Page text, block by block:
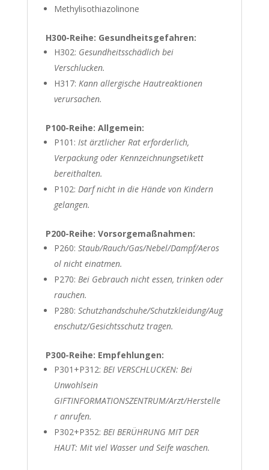
Methylisothiazolinone
H300-Reihe: Gesundheitsgefahren:
H302: Gesundheitsschädlich bei
Verschlucken.
H317: Kann allergische Hautreaktionen
verursachen.
P100-Reihe: Allgemein:
P101: Ist ärztlicher Rat erforderlich,
Verpackung oder Kennzeichnungsetikett
bereithalten.
P102: Darf nicht in die Hände von Kindern
gelangen.
P200-Reihe: Vorsorgemaßnahmen:
P260: Staub/Rauch/Gas/Nebel/Dampf/Aeros
ol nicht einatmen.
P270: Bei Gebrauch nicht essen, trinken oder
rauchen.
P280: Schutzhandschuhe/Schutzkleidung/Aug
enschutz/Gesichtsschutz tragen.
P300-Reihe: Empfehlungen:
P301+P312: BEI VERSCHLUCKEN: Bei
Unwohlsein
GIFTINFORMATIONSZENTRUM/Arzt/Herstelle
r anrufen.
P302+P352: BEI BERÜHRUNG MIT DER
HAUT: Mit viel Wasser und Seife waschen.